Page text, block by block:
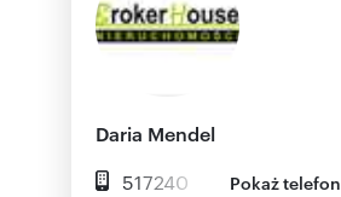
Daria Mendel
517240 Pokaż telefon